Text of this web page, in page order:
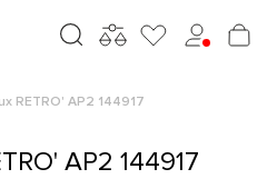
RETRO' AP2 144917
AP2 144917